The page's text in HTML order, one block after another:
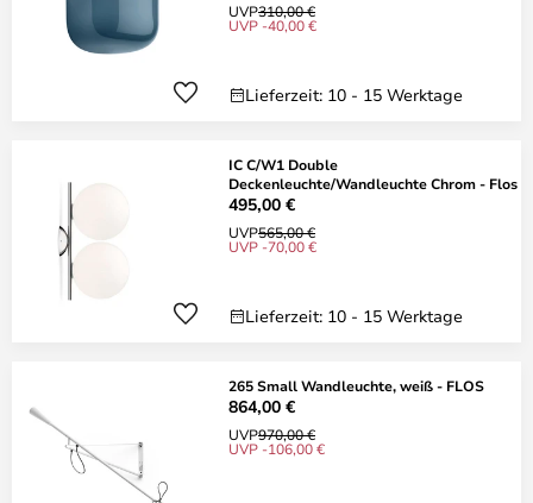
UVP310,00 €
UVP -40,00 €
Lieferzeit: 10 - 15 Werktage
IC C/W1 Double
Deckenleuchte/Wandleuchte Chrom - Flos
495,00 €
UVP565,00 €
UVP -70,00 €
Lieferzeit: 10 - 15 Werktage
265 Small Wandleuchte, weiß - FLOS
864,00 €
UVP970,00 €
UVP -106,00 €